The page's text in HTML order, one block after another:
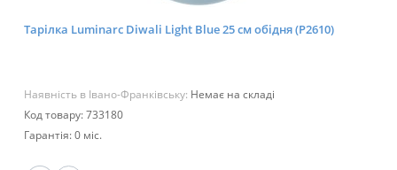
Тарілка Luminarc Diwali Light Blue 25 см обідня (P2610)
Наявність в Івано-Франківську: Немає на складі
Код товару: 733180
Гарантія: 0 міс.